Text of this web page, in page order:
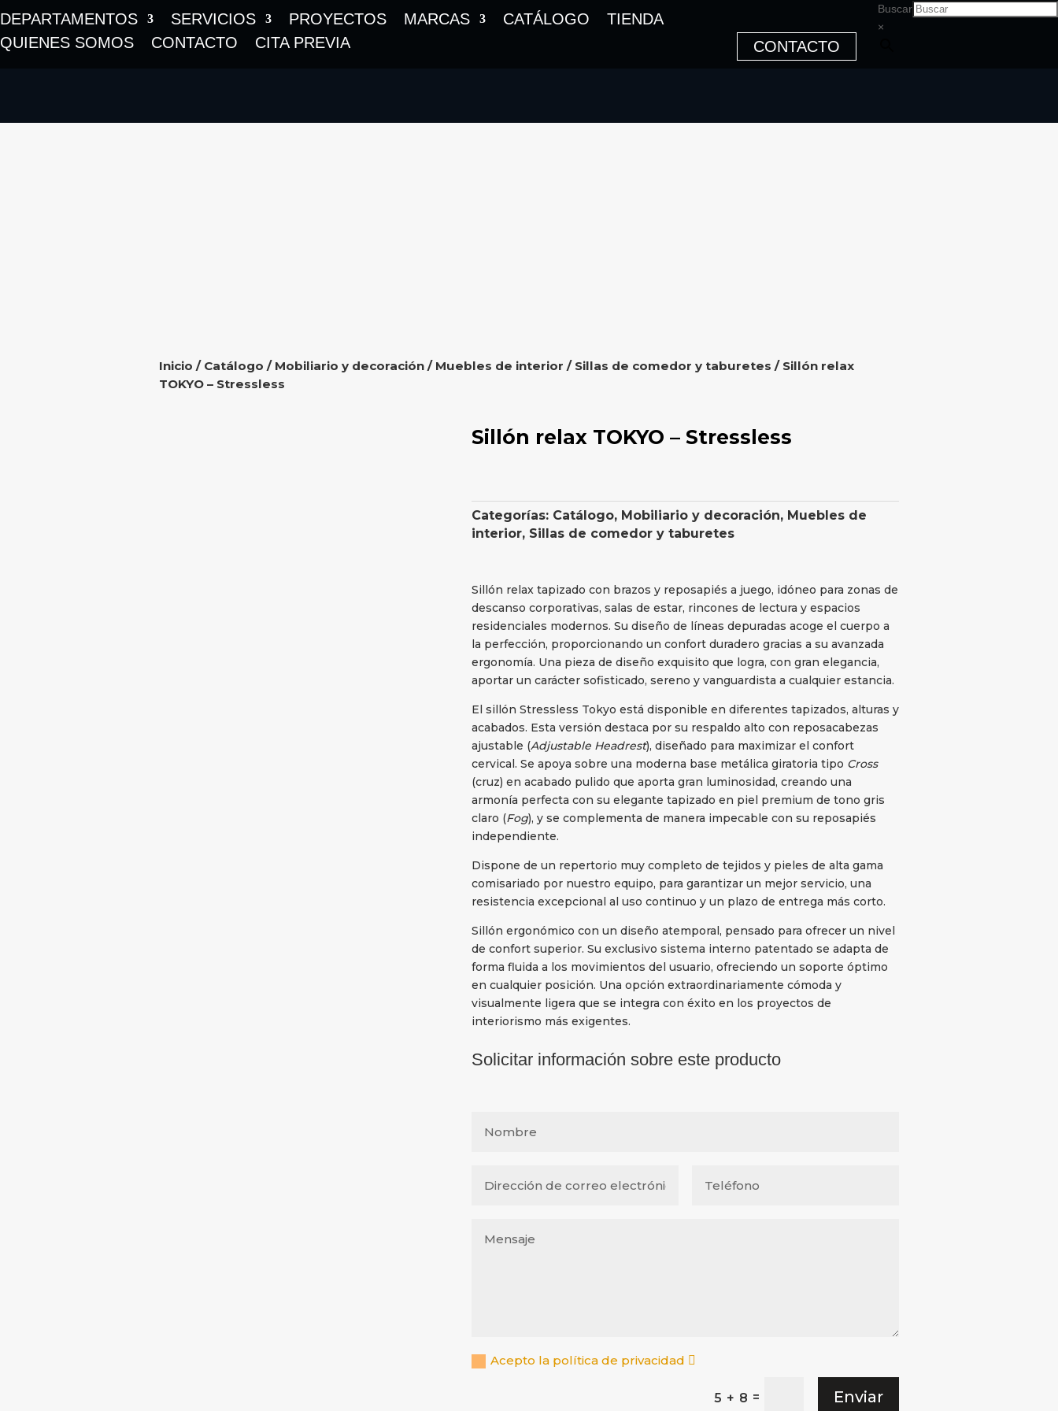
DEPARTAMENTOS SERVICIOS PROYECTOS MARCAS CATÁLOGO
TIENDA
QUIENES SOMOS
CONTACTO CITA PREVIA CONTACTO
Buscar
×
Inicio / Catálogo / Mobiliario y decoración/ Muebles de interior / Sillas de comedor y taburetes / Sillón relax
TOKYO – Stressless
Sillón relax TOKYO – Stressless
Categorías: Catálogo, Mobiliario y decoración, Muebles de
interior, Sillas de comedor y taburetes
Sillón relax tapizado con brazos y reposapiés a juego, idóneo para zonas de
descanso corporativas, salas de estar, rincones de lectura y espacios
residenciales modernos. Su diseño de líneas depuradas acoge el cuerpo a
la perfección, proporcionando un confort duradero gracias a su avanzada
ergonomía. Una pieza de diseño exquisito que logra, con gran elegancia,
aportar un carácter sofisticado, sereno y vanguardista a cualquier estancia.
El sillón Stressless Tokyo está disponible en diferentes tapizados, alturas y
acabados. Esta versión destaca por su respaldo alto con reposacabezas
ajustable (Adjustable Headrest), diseñado para maximizar el confort
cervical. Se apoya sobre una moderna base metálica giratoria tipo Cross
(cruz) en acabado pulido que aporta gran luminosidad, creando una
armonía perfecta con su elegante tapizado en piel premium de tono gris
claro (Fog), y se complementa de manera impecable con su reposapiés
independiente.
Dispone de un repertorio muy completo de tejidos y pieles de alta gama
comisariado por nuestro equipo, para garantizar un mejor servicio, una
resistencia excepcional al uso continuo y un plazo de entrega más corto.
Sillón ergonómico con un diseño atemporal, pensado para ofrecer un nivel
de confort superior. Su exclusivo sistema interno patentado se adapta de
forma fluida a los movimientos del usuario, ofreciendo un soporte óptimo
en cualquier posición. Una opción extraordinariamente cómoda y
visualmente ligera que se integra con éxito en los proyectos de
interiorismo más exigentes.
Solicitar información sobre este producto
Acepto la política de privacidad
5 + 8 = Enviar